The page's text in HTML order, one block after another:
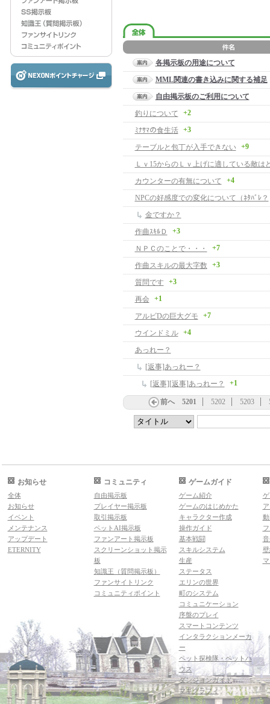
各掲示板の用途について
MML関連の書き込みに関する補足
自由掲示板のご利用について
釣りについて
+2
ﾐﾅｻﾏの食生活 +3
テーブルと包丁が入手できない +9
Ｌｖ15からのＬｖ上げに適している敵は
カウンターの有無について
+4
NPCの好感度での変化について（ﾈﾀﾊﾞﾚ？
金ですか？
作曲ｽｷﾙＤ
+3
ＮＰＣのことで・・・ +7
作曲スキルの最大字数 +3
質問です +3
再会 +1
アルビDの巨大グモ +7
ウインドミル +4
あっれー？
[返事]あっれー？
[返事][返事]あっれー？
+1
前へ 5201 5202 5203
お知らせ
全体
お知らせ
イベント
メンテナンス
アップデート
ETERNITY
コミュニティ
自由掲示板
プレイヤー掲示板
取引掲示板
ペットAI掲示板
ファンアート掲示板
スクリーンショット掲示
板
知識王（質問掲示板）
ファンサイトリンク
コミュニティポイント
ゲームガイド
ゲーム紹介
ゲームのはじめかた
キャラクター作成
操作ガイド
基本戦闘
スキルシステム
生産
ステータス
エリンの世界
町のシステム
コミュニケーション
序盤のプレイ
スマートコンテンツ
インタラクションメーカ
ー
ペット探検隊・ペットハ
ウス
ダンジョンガイド
マギグラフィ